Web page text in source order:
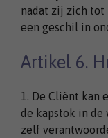
nadat zij zich tot
een geschil in
Artikel 6.
1. De Cliënt kan
de kapstok in
zelf